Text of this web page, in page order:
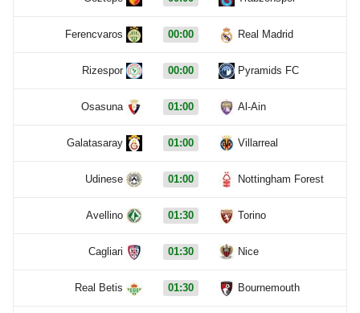
Ferencvaros 00:00 Real Madrid
Rizespor 00:00 Pyramids FC
Osasuna 01:00 Al-Ain
Galatasaray 01:00 Villarreal
Udinese 01:00 Nottingham Forest
Avellino 01:30 Torino
Cagliari 01:30 Nice
Real Betis 01:30 Bournemouth